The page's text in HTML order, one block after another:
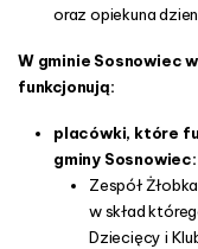
oraz opiekuna
W gminie Sosnowiec
funkcjonują:
placówki, które
gminy Sosnowiec:
Zespół
w skład
Dziecięcy i